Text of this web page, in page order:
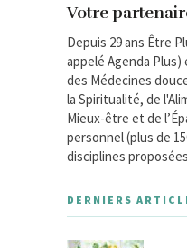
Votre
Depuis 29 ans Être
appelé Agenda
des Médecines
la Spiritualité, de
Mieux-être et de
personnel (plus de
disciplines
DERNIERS